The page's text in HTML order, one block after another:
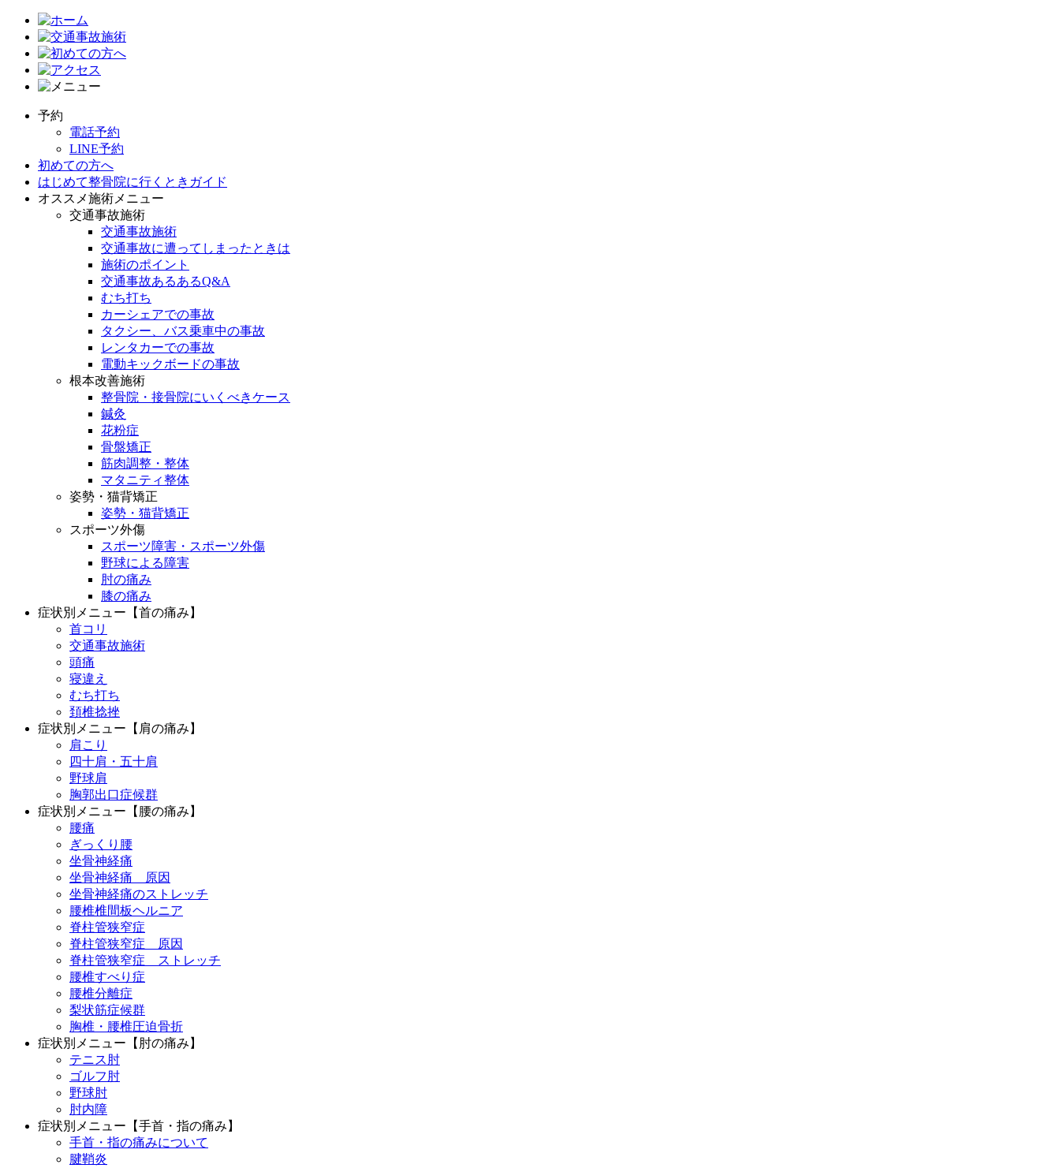
予約
電話予約
LINE予約
初めての方へ
はじめて整骨院に行くときガイド
オススメ施術メニュー
交通事故施術
交通事故施術
交通事故に遭ってしまったときは
施術のポイント
交通事故あるあるQ&A
むち打ち
カーシェアでの事故
タクシー、バス乗車中の事故
レンタカーでの事故
電動キックボードの事故
根本改善施術
整骨院・接骨院にいくべきケース
鍼灸
花粉症
骨盤矯正
筋肉調整・整体
マタニティ整体
姿勢・猫背矯正
姿勢・猫背矯正
スポーツ外傷
スポーツ障害・スポーツ外傷
野球による障害
肘の痛み
膝の痛み
症状別メニュー【首の痛み】
首コリ
交通事故施術
頭痛
寝違え
むち打ち
頚椎捻挫
症状別メニュー【肩の痛み】
肩こり
四十肩・五十肩
野球肩
胸郭出口症候群
症状別メニュー【腰の痛み】
腰痛
ぎっくり腰
坐骨神経痛
坐骨神経痛 原因
坐骨神経痛のストレッチ
腰椎椎間板ヘルニア
脊柱管狭窄症
脊柱管狭窄症 原因
脊柱管狭窄症 ストレッチ
腰椎すべり症
腰椎分離症
梨状筋症候群
胸椎・腰椎圧迫骨折
症状別メニュー【肘の痛み】
テニス肘
ゴルフ肘
野球肘
肘内障
症状別メニュー【手首・指の痛み】
手首・指の痛みについて
腱鞘炎